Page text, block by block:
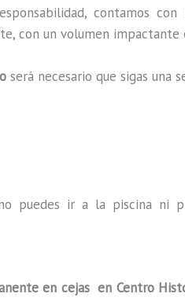
contamos
con un volumen
será necesario que sigas una
puedes ir a la piscina
en cejas en Centro